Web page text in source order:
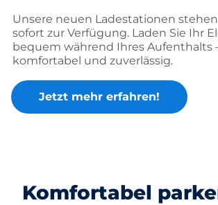
Unsere neuen Ladestationen
sofort zur Verfügung. Laden Sie Ihr
bequem während Ihres Aufenthalts
komfortabel und zuverlässig.
Jetzt mehr erfahren!
Komfortabel